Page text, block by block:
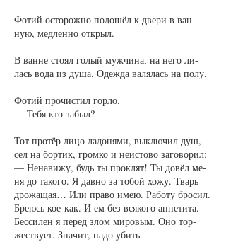
Фо­тий ос­то­рож­но по­до­шёл к две­ри в ван­
ную, мед­лен­но от­крыл.
В ван­не сто­ял го­лый муж­чи­на, на не­го ли­
лась во­да из ду­ша. Одеж­да ва­ля­лась на по­лу.
Фо­тий про­чис­тил гор­ло.
— Те­бя кто за­был?
Тот про­тёр ли­цо ла­до­ня­ми, вы­клю­чил душ,
сел на бор­тик, гром­ко и не­ис­то­во за­го­во­рил:
— Не­на­ви­жу, будь ты про­клят! Ты до­вёл ме­
ня до та­ко­го. Я дав­но за то­бой хо­жу. Тварь
дро­жа­щая… Или пра­во имею. Ра­бо­ту бро­сил.
Бре­юсь кое-как. И ем без вся­ко­го ап­пе­ти­та.
Бес­си­лен я пе­ред злом ми­ро­вым. Оно тор­
жест­ву­ет. Зна­чит, на­до убить.